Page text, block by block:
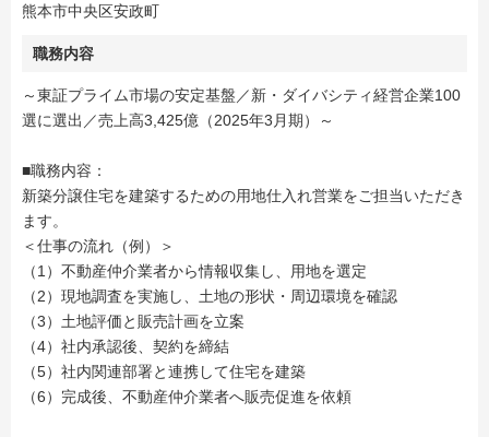
熊本市中央区安政町
職務内容
～東証プライム市場の安定基盤／新・ダイバシティ経営企業100
選に選出／売上高3,425億（2025年3月期）～
■職務内容：
新築分譲住宅を建築するための用地仕入れ営業をご担当いただき
ます。
＜仕事の流れ（例）＞
（1）不動産仲介業者から情報収集し、用地を選定
（2）現地調査を実施し、土地の形状・周辺環境を確認
（3）土地評価と販売計画を立案
（4）社内承認後、契約を締結
（5）社内関連部署と連携して住宅を建築
（6）完成後、不動産仲介業者へ販売促進を依頼